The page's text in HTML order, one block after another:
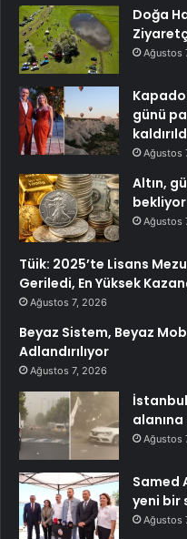
Doğa
Ağustos
günü
Ağustos
Altın,
bekliyor
Ağustos
Tüik: 2025’te Lisans
Geriledi, En Yüksek
Ağustos 7, 2026
Beyaz Sistem, Beyaz
Adlandırılıyor
Ağustos 7, 2026
Ağustos
Samed
yeni bir
Ağustos